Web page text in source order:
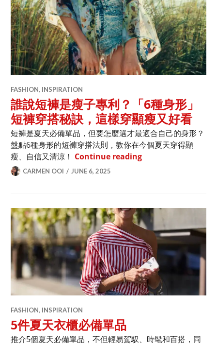
FASHION, INSPIRATION
誰說短褲是瘦子專利？「6種身形」
短褲穿搭秘訣，這樣穿顯瘦又好看
短褲是夏天必備單品，但要怎麼選才最適合自己的身形？
盤點6種身形的短褲穿搭法則，教你在今個夏天穿得顯
瘦、自信又清涼！ Continue reading誰說短褲是瘦子專利
CARMEN OOI JUNE 6, 2025
FASHION, INSPIRATION
5件夏天衣櫃必備單品
推介5個夏天必備單品，不但輕易駕馭、時髦和百搭，同